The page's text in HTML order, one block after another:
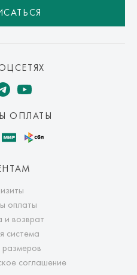
ОПЛАТЫ
оплаты
и возврат
система
соглашение